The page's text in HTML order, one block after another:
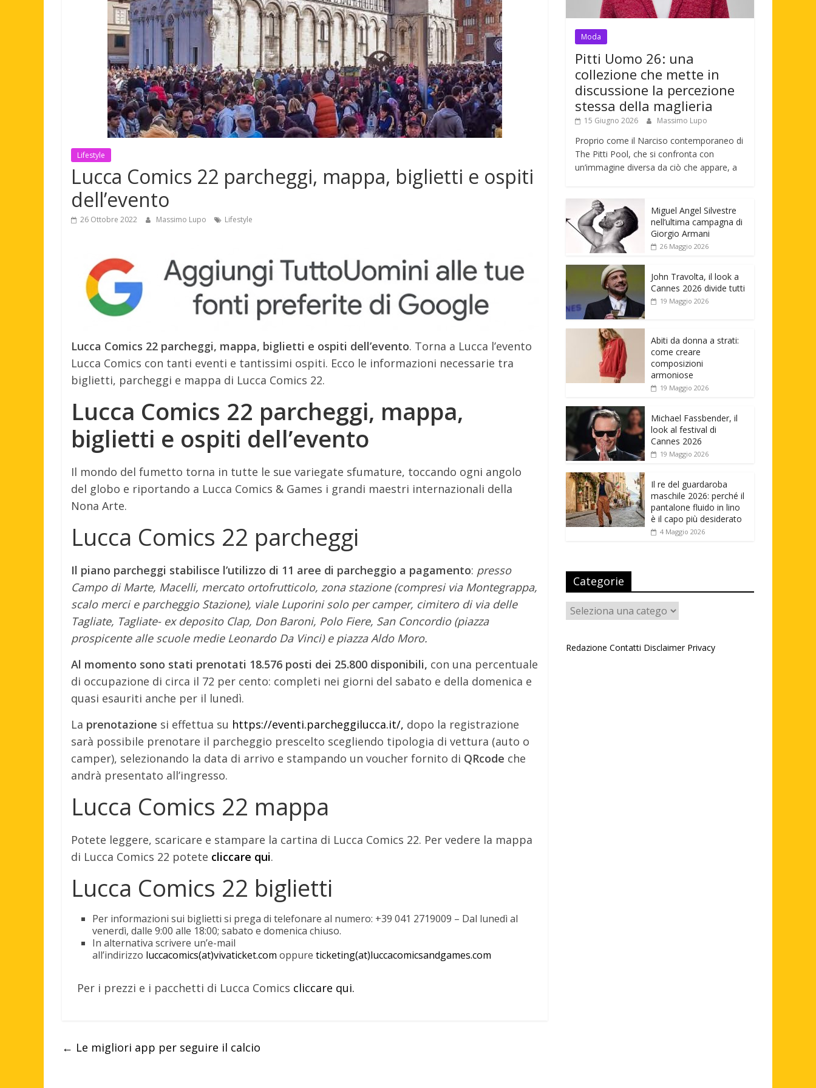
Lifestyle
Lucca Comics 22 parcheggi, mappa, biglietti e ospiti
dell’evento
26 Ottobre 2022 Massimo Lupo Lifestyle
Lucca Comics 22 parcheggi, mappa, biglietti e ospiti dell’evento. Torna a Lucca l’evento
Lucca Comics con tanti eventi e tantissimi ospiti. Ecco le informazioni necessarie tra
biglietti, parcheggi e mappa di Lucca Comics 22.
Lucca Comics 22 parcheggi, mappa,
biglietti e ospiti dell’evento
Il mondo del fumetto torna in tutte le sue variegate sfumature, toccando ogni angolo
del globo e riportando a Lucca Comics & Games i grandi maestri internazionali della
Nona Arte.
Lucca Comics 22 parcheggi
Il piano parcheggi stabilisce l’utilizzo di 11 aree di parcheggio a pagamento: presso
Campo di Marte, Macelli, mercato ortofrutticolo, zona stazione (compresi via Montegrappa,
scalo merci e parcheggio Stazione), viale Luporini solo per camper, cimitero di via delle
Tagliate, Tagliate- ex deposito Clap, Don Baroni, Polo Fiere, San Concordio (piazza
prospicente alle scuole medie Leonardo Da Vinci) e piazza Aldo Moro.
Al momento sono stati prenotati 18.576 posti dei 25.800 disponibili, con una percentuale
di occupazione di circa il 72 per cento: completi nei giorni del sabato e della domenica e
quasi esauriti anche per il lunedì.
La prenotazione si effettua su https://eventi.parcheggilucca.it/, dopo la registrazione
sarà possibile prenotare il parcheggio prescelto scegliendo tipologia di vettura (auto o
camper), selezionando la data di arrivo e stampando un voucher fornito di QRcode che
andrà presentato all’ingresso.
Lucca Comics 22 mappa
Potete leggere, scaricare e stampare la cartina di Lucca Comics 22. Per vedere la mappa
di Lucca Comics 22 potete cliccare qui.
Lucca Comics 22 biglietti
Per informazioni sui biglietti si prega di telefonare al numero: +39 041 2719009 – Dal lunedì al
venerdì, dalle 9:00 alle 18:00; sabato e domenica chiuso.
In alternativa scrivere un’e-mail
all’indirizzo luccacomics(at)vivaticket.com oppure ticketing(at)luccacomicsandgames.com
Per i prezzi e i pacchetti di Lucca Comics cliccare qui.
← Le migliori app per seguire il calcio
Moda
Pitti Uomo 26: una
collezione che mette in
discussione la percezione
stessa della maglieria
15 Giugno 2026 Massimo Lupo
Proprio come il Narciso contemporaneo di
The Pitti Pool, che si confronta con
un’immagine diversa da ciò che appare, a
Miguel Angel Silvestre
nell’ultima campagna di
Giorgio Armani
26 Maggio 2026
John Travolta, il look a
Cannes 2026 divide tutti
19 Maggio 2026
Abiti da donna a strati:
come creare
composizioni
armoniose
19 Maggio 2026
Michael Fassbender, il
look al festival di
Cannes 2026
19 Maggio 2026
Il re del guardaroba
maschile 2026: perché il
pantalone fluido in lino
è il capo più desiderato
4 Maggio 2026
Categorie
Categorie
Redazione Contatti Disclaimer Privacy